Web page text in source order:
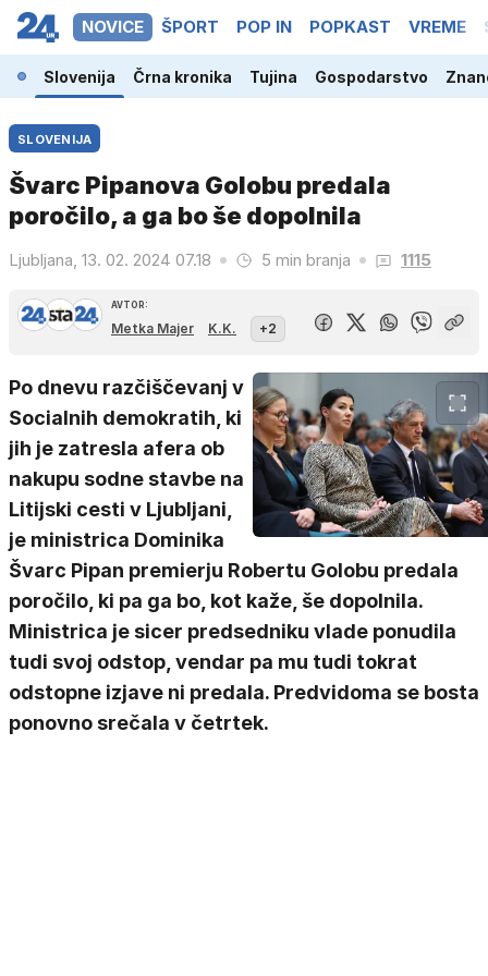
NOVICE ŠPORT POP IN POPKAST VREME
Slovenija Črna kronika Tujina Gospodarstvo
SLOVENIJA
Švarc Pipanova Golobu predala
poročilo, a ga bo še dopolnila
Ljubljana, 13. 02. 2024 07.18 5 min branja 1115
AVTOR:
Metka Majer K.K. +2
Po dnevu razčiščevanj v
Socialnih demokratih, ki
jih je zatresla afera ob
nakupu sodne stavbe na
Litijski cesti v Ljubljani,
je ministrica Dominika
Švarc Pipan premierju Robertu Golobu predala
poročilo, ki pa ga bo, kot kaže, še dopolnila.
Ministrica je sicer predsedniku vlade ponudila
tudi svoj odstop, vendar pa mu tudi tokrat
odstopne izjave ni predala. Predvidoma se bosta
ponovno srečala v četrtek.